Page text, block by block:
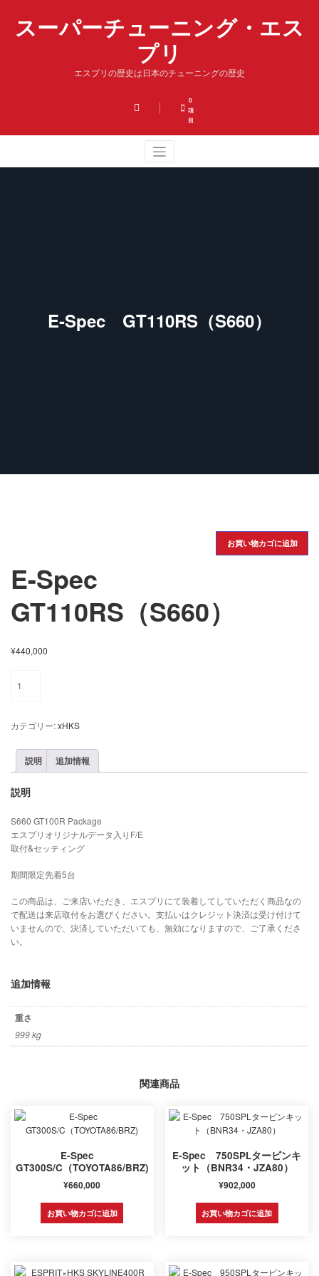
スーパーチューニング・エス
プリ
エスプリの歴史は日本のチューニングの歴史
0
項
目
E-Spec GT110RS（S660）
E-Spec
GT110RS（S660）
¥440,000
Spec
お買い物カゴに追加
カテゴリー:xHKS
説明 追加情報
説明
S660 GT100R Package
エスプリオリジナルデータ入りF/E
取付&セッティング
期間限定先着5台
この商品は、ご来店いただき、エスプリにて装着してしていただく商品なの
で配送は来店取付をお選びください。支払いはクレジット決済は受け付けて
いませんので、決済していただいても、無効になりますので、ご了承くださ
い。
追加情報
重さ
999 kg
関連商品
E-Spec
GT300S/C（TOYOTA86/BRZ)
¥660,000
お買い物カゴに追加
E-Spec 750SPLタービンキ
ット（BNR34・JZA80）
¥902,000
お買い物カゴに追加